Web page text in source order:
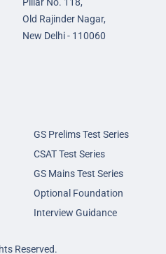
Pillar No. 118,
Old Rajinder Nagar,
New Delhi - 110060
GS Prelims Test Series
CSAT Test Series
GS Mains Test Series
Optional Foundation
Interview Guidance
Reserved.